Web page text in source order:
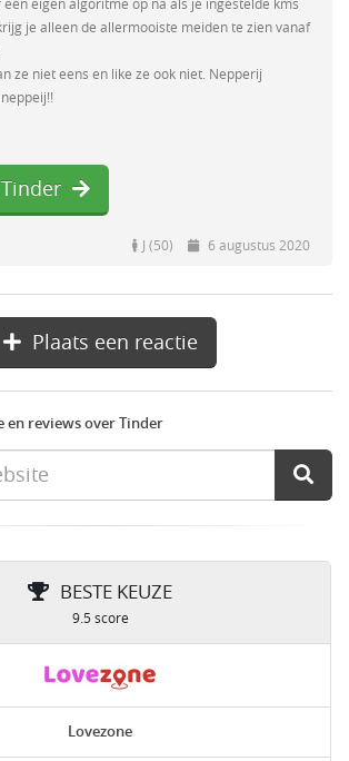
eigen algoritme op na als je ingestelde kms
je alleen de allermooiste meiden te zien vanaf
ze niet eens en like ze ook niet. Nepperij
J (50) 6 augustus 2020
Plaats een reactie
en reviews over Tinder
BESTE KEUZE
9.5 score
Lovezone